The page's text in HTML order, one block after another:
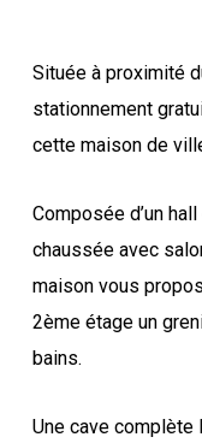
Située à proximité
stationnement
cette maison de
Composée d’un
chaussée avec
maison vous
2ème étage un
bains.
Une cave complète